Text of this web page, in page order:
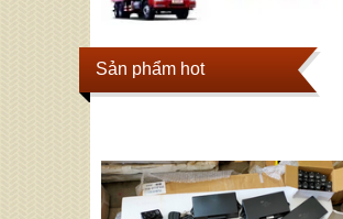
Sản phẩm hot